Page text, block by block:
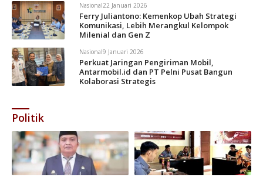
Nasional22 Januari 2026
Ferry Juliantono: Kemenkop Ubah Strategi
Komunikasi, Lebih Merangkul Kelompok
Milenial dan Gen Z
Nasional9 Januari 2026
Perkuat Jaringan Pengiriman Mobil,
Antarmobil.id dan PT Pelni Pusat Bangun
Kolaborasi Strategis
Politik